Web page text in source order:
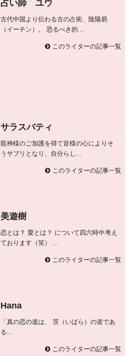
占い師 ユウ
古代中国より伝わる古の占術、陰陽易
（イーチン）。 恐るべき的...
このライターの記事一覧
サラスバティ
龍神様のご加護を得て皆様の心によりそ
うサプリとなり、自分らし...
このライターの記事一覧
美遊樹
恋とは？ 愛とは？ について四六時中考え
ております（笑） ...
このライターの記事一覧
Hana
「真の恋の道は、 茨（いばら）の道であ
る...
このライターの記事一覧